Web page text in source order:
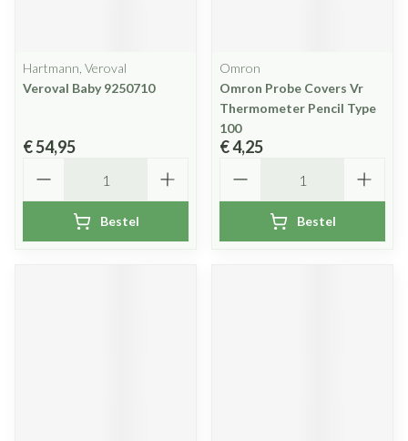
Hartmann, Veroval
Veroval Baby 9250710
€ 54,95
Bestel
Omron
Omron Probe Covers Vr
Thermometer Pencil Type
100
€ 4,25
Bestel